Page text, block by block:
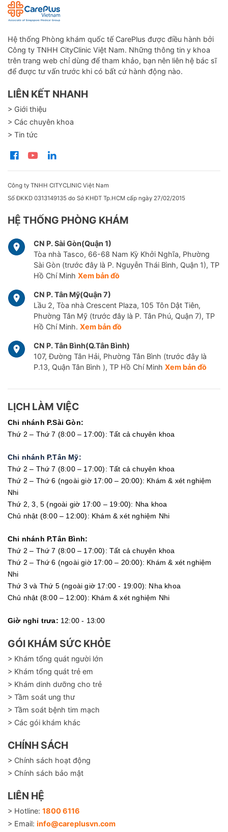
Hệ thống Phòng khám quốc tế CarePlus được điều hành bởi
Công ty TNHH CityClinic Việt Nam. Những thông tin y khoa
trên trang web chỉ dùng để tham khảo, bạn nên liên hệ bác sĩ
để được tư vấn trước khi có bất cứ hành động nào.
LIÊN KẾT NHANH
> Giới thiệu
> Các chuyên khoa
> Tin tức
Công ty TNHH CITYCLINIC Việt Nam
Số ĐKKD 0313149135 do Sở KHĐT Tp.HCM cấp ngày 27/02/2015
HỆ THỐNG PHÒNG KHÁM
CN P. Sài Gòn(Quận 1)
Tòa nhà Tasco, 66-68 Nam Kỳ Khởi Nghĩa, Phường
Sài Gòn (trước đây là P. Nguyễn Thái Bình, Quận 1), TP
Hồ Chí Minh Xem bản đồ
CN P. Tân Mỹ(Quận 7)
Lầu 2, Tòa nhà Crescent Plaza, 105 Tôn Dật Tiên,
Phường Tân Mỹ (trước đây là P. Tân Phú, Quận 7), TP
Hồ Chí Minh. Xem bản đồ
CN P. Tân Bình(Q.Tân Bình)
107, Đường Tân Hải, Phường Tân Bình (trước đây là
P.13, Quận Tân Bình ), TP Hồ Chí Minh Xem bản đồ
LỊCH LÀM VIỆC
Chi nhánh P.Sài Gòn:
Thứ 2 – Thứ 7 (8:00 – 17:00): Tất cả chuyên khoa
Chi nhánh P.Tân Mỹ:
Thứ 2 – Thứ 7 (8:00 – 17:00): Tất cả chuyên khoa
Thứ 2 – Thứ 6 (ngoài giờ 17:00 – 20:00): Khám & xét nghiệm
Nhi
Thứ 2, 3, 5 (ngoài giờ 17:00 – 19:00): Nha khoa
Chủ nhật (8:00 – 12:00): Khám & xét nghiệm Nhi
Chi nhánh P.Tân Bình:
Thứ 2 – Thứ 7 (8:00 – 17:00): Tất cả chuyên khoa
Thứ 2 – Thứ 6 (ngoài giờ 17:00 – 20:00): Khám & xét nghiệm
Nhi
Thứ 3 và Thứ 5 (ngoài giờ 17:00 - 19:00): Nha khoa
Chủ nhật (8:00 – 12:00): Khám & xét nghiệm Nhi
Giờ nghỉ trưa: 12:00 - 13:00
GÓI KHÁM SỨC KHỎE
> Khám tổng quát người lớn
> Khám tổng quát trẻ em
> Khám dinh dưỡng cho trẻ
> Tầm soát ung thư
> Tầm soát bệnh tim mạch
> Các gói khám khác
CHÍNH SÁCH
> Chính sách hoạt động
> Chính sách bảo mật
LIÊN HỆ
> Hotline: 1800 6116
> Email: info@careplusvn.com